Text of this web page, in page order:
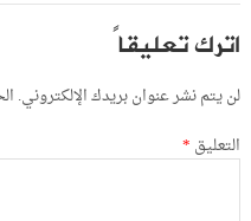
اترك تعليقاً
لن يتم نشر عنوان بريدك الإلكتروني.
التعليق *